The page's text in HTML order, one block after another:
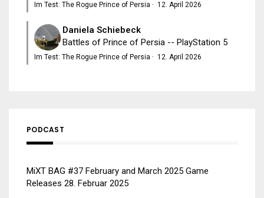
Im Test: The Rogue Prince of Persia · 12. April 2026
Daniela Schiebeck
Battles of Prince of Persia -- PlayStation 5
Im Test: The Rogue Prince of Persia · 12. April 2026
PODCAST
MiXT BAG #37 February and March 2025 Game
Releases 28. Februar 2025